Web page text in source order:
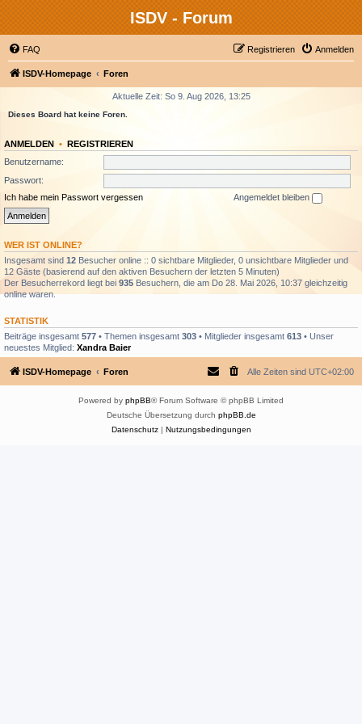
ISDV - Forum
FAQ Anmelden
Registrieren
ISDV-Homepage Foren
Aktuelle Zeit: So 9. Aug 2026, 13:25
Dieses Board hat keine Foren.
ANMELDEN • REGISTRIEREN
Benutzername:
Passwort:
Ich habe mein Passwort vergessen
Angemeldet bleiben
WER IST ONLINE?
Insgesamt sind 12 Besucher online :: 0 sichtbare Mitglieder, 0 unsichtbare Mitglieder und
12 Gäste (basierend auf den aktiven Besuchern der letzten 5 Minuten)
Der Besucherrekord liegt bei 935 Besuchern, die am Do 28. Mai 2026, 10:37 gleichzeitig
online waren.
STATISTIK
Beiträge insgesamt 577 • Themen insgesamt 303 • Mitglieder insgesamt 613 • Unser
neuestes Mitglied: Xandra Baier
ISDV-Homepage Foren Alle Zeiten sind UTC+02:00
Powered by phpBB® Forum Software © phpBB Limited
Deutsche Übersetzung durch phpBB.de
Datenschutz| Nutzungsbedingungen